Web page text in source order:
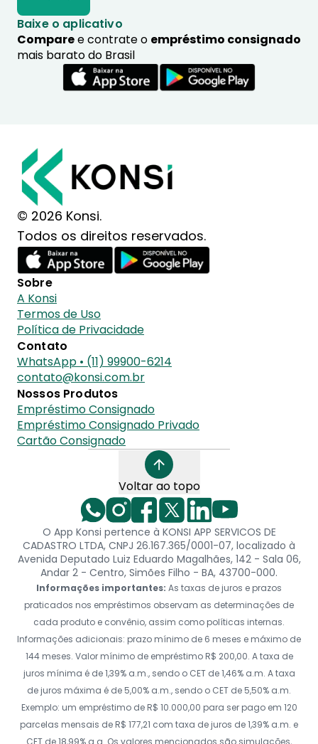
Baixe o aplicativo
Comparee contrate o empréstimo consignado
mais barato do Brasil
© 2026 Konsi.
Todos os direitos reservados.
Sobre
A Konsi
Termos de Uso
Política de Privacidade
Contato
WhatsApp • (11) 99900-6214
contato@konsi.com.br
Nossos Produtos
Empréstimo Consignado
Empréstimo Consignado Privado
Cartão Consignado
Voltar ao topo
O App Konsi pertence à KONSI APP SERVICOS DE
CADASTRO LTDA, CNPJ 26.167.365/0001-07, localizado à
Avenida Deputado Luiz Eduardo Magalhães, 142 - Sala 06,
Andar 2 - Centro, Simões Filho - BA, 43700-000.
Informações importantes: As taxas de juros e prazos
praticados nos empréstimos observam as determinações de
cada produto e convênio, assim como políticas internas.
Informações adicionais: prazo mínimo de 6 meses e máximo de
144 meses. Valor mínimo de empréstimo R$ 200,00. A taxa de
juros mínima é de 1,39% a.m., sendo o CET de 1,46% a.m. A taxa
de juros máxima é de 5,00% a.m., sendo o CET de 5,50% a.m.
Exemplo: um empréstimo de R$ 10.000,00 para ser pago em 120
parcelas mensais de R$ 177,21 com taxa de juros de 1,39% a.m. e